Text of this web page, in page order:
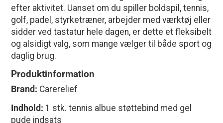
efter aktivitet. Uanset om du spiller boldspil, tennis,
golf, padel, styrketræner, arbejder med værktøj eller
sidder ved tastatur hele dagen, er dette et fleksibelt
og alsidigt valg, som mange vælger til både sport og
daglig brug.
Produktinformation
Brand: Carerelief
Indhold: 1 stk. tennis albue støttebind med gel
pude indsats